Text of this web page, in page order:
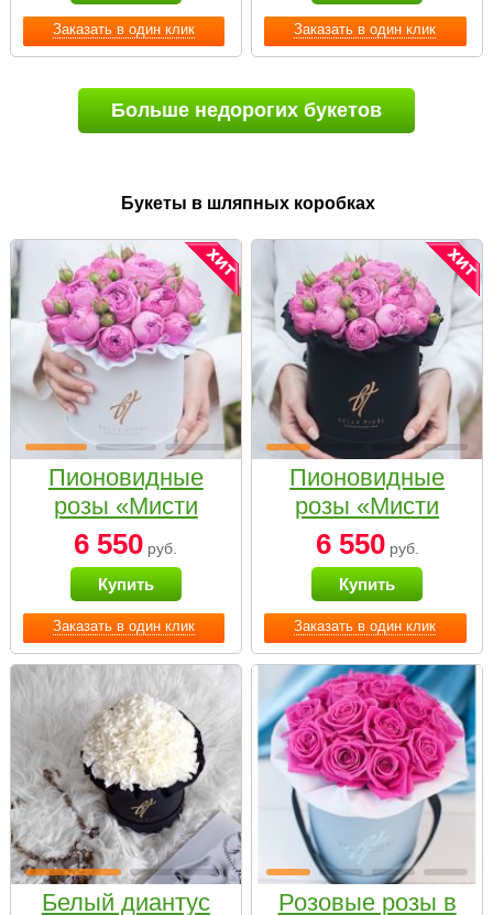
Заказать в один клик Заказать в один клик
Больше недорогих букетов
Букеты в шляпных коробках
Заказать в один клик
Пионовидные
розы «Мисти
бабблс» в белой
коробке Small
6 550 руб.
Купить
Заказать в один клик
Пионовидные
розы «Мисти
бабблс» в
черной коробке
Small
6 550руб.
Купить
Белый диантус
Розовые розы в